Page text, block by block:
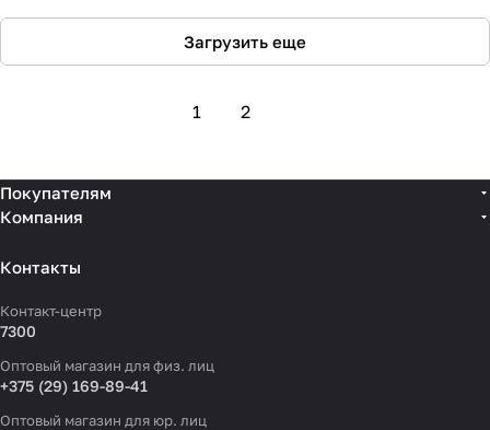
Загрузить еще
1 2
Покупателям
Компания
Контакты
Контакт-центр
7300
Оптовый магазин для физ. лиц
+375 (29) 169-89-41
Оптовый магазин для юр. лиц